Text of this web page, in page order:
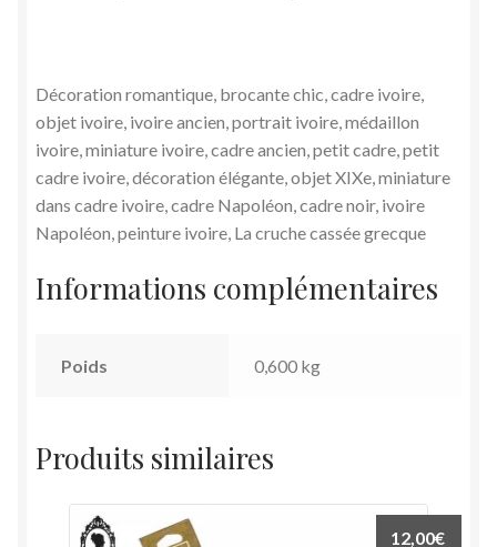
Décoration romantique, brocante chic, cadre ivoire,
objet ivoire, ivoire ancien, portrait ivoire, médaillon
ivoire, miniature ivoire, cadre ancien, petit cadre, petit
cadre ivoire, décoration élégante, objet XIXe, miniature
dans cadre ivoire, cadre Napoléon, cadre noir, ivoire
Napoléon, peinture ivoire, La cruche cassée grecque
Informations complémentaires
Poids 0,600 kg
Produits similaires
12,00€